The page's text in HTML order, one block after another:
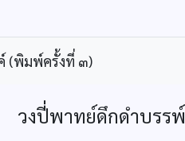
(พิมพ์ครั้งที่ ๓)
วงปี่พาทย์ดึกดำบรรพ์